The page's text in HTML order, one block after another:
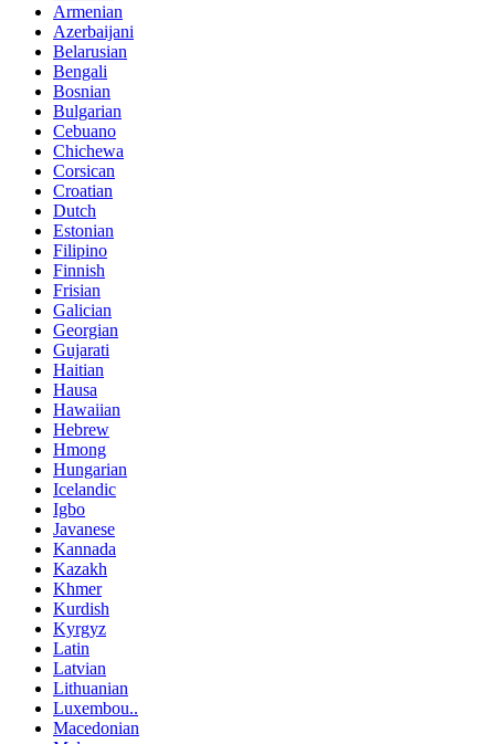
Armenian
Azerbaijani
Belarusian
Bengali
Bosnian
Bulgarian
Cebuano
Chichewa
Corsican
Croatian
Dutch
Estonian
Filipino
Finnish
Frisian
Galician
Georgian
Gujarati
Haitian
Hausa
Hawaiian
Hebrew
Hmong
Hungarian
Icelandic
Igbo
Javanese
Kannada
Kazakh
Khmer
Kurdish
Kyrgyz
Latin
Latvian
Lithuanian
Luxembou..
Macedonian